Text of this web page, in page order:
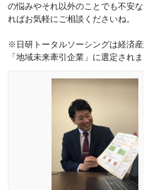
の悩みやそれ以外のことでも不安
ればお気軽にご相談くださいね。
※日研トータルソーシングは経済産
「地域未来牽引企業」に選定されま